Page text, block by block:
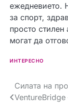
ежедневието.
за спорт,
просто
могат да
ИНТЕРЕСНО
Силата на